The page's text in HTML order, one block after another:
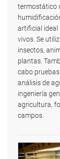
termostático
artificial ideal
vivos. Se
insectos,
plantas.
cabo
análisis de
ingeniería
agricultura,
campos.